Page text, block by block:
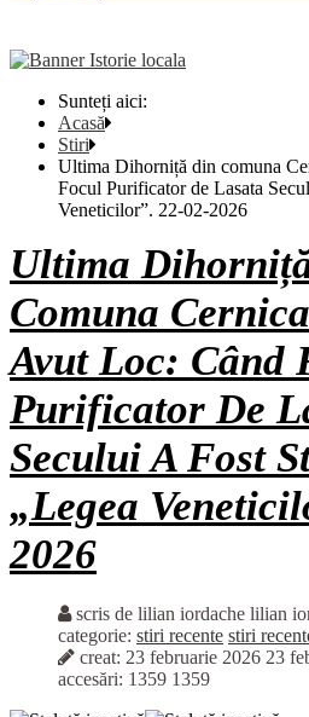
Sunteți aici:
Acasă
Stiri
Ultima Dihorniță din comuna
Focul Purificator de Lasata
Veneticilor”. 22-02-2026
Ultima
Comuna
Avut Loc: Când
Purificator De
Secului A Fost
„Legea
2026
scris de lilian iordache lilian
categorie: stiri recente stiri
creat: 23 februarie 2026 23
accesări: 1359 1359